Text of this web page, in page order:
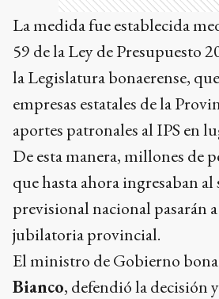
La medida fue establecida
59 de la Ley de Presupuesto
la Legislatura bonaerense,
empresas estatales de la
aportes patronales al IPS en
De esta manera, millones de
que hasta ahora ingresaban al
previsional nacional pasarán
jubilatoria provincial.
El ministro de Gobierno
Bianco, defendió la decisión